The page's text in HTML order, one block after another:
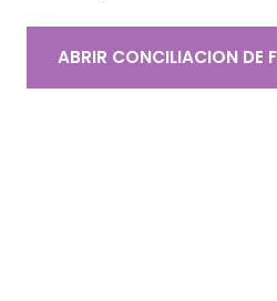
ABRIR CONCILIACION DE